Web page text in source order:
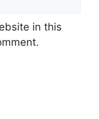
in this